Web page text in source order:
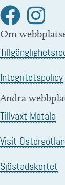
Om
Integritetspolicy
Andra
Tillväxt Motala
Visit
Sjöstadskortet